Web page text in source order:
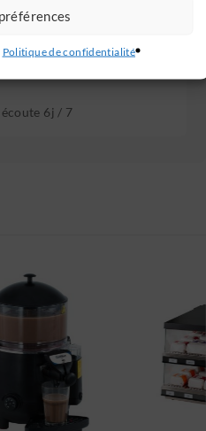
Politique de confidentialité
6j / 7